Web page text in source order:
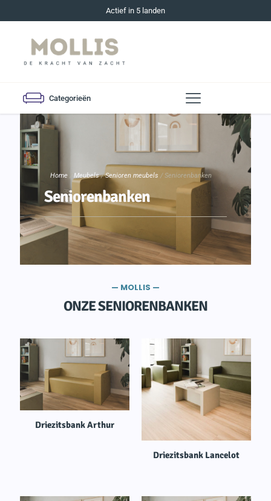
Actief in 5 landen
Categorieën
Home Meubels/Senioren meubels / Seniorenbanken
Seniorenbanken
— MOLLIS —
ONZE SENIORENBANKEN
Driezitsbank Arthur
Driezitsbank Lancelot